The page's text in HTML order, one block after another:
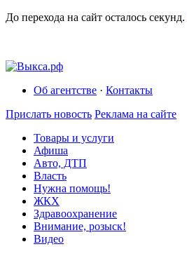
До перехода на сайт осталось секунд.
Об агентстве · Контакты
Прислать новость Реклама на сайте
Товары и услуги
Афиша
Авто, ДТП
Власть
Нужна помощь!
ЖКХ
Здравоохранение
Внимание, розыск!
Видео